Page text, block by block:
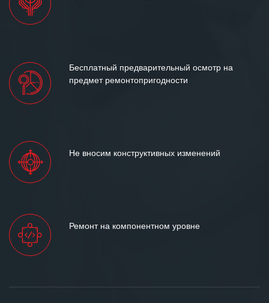
Бесплатный предварительный осмотр на
предмет ремонтопригодности
Не вносим конструктивных изменений
Ремонт на компонентном уровне